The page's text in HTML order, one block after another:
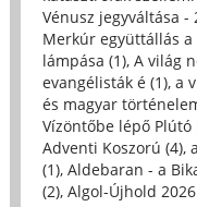
Vénusz jegyváltása -
Merkúr együttállás a
lámpása (1), A világ
evangélisták é (1), a
és magyar
Vízöntőbe lépő Plútó
Adventi Koszorú (4),
(1), Aldebaran - a
(2), Algol-Újhold